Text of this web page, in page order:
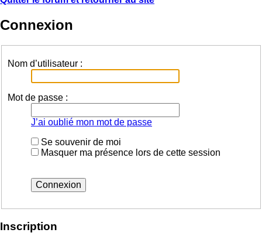
Connexion
Nom d’utilisateur :
Mot de passe :
J’ai oublié mon mot de passe
Se souvenir de moi
Masquer ma présence lors de cette session
Inscription